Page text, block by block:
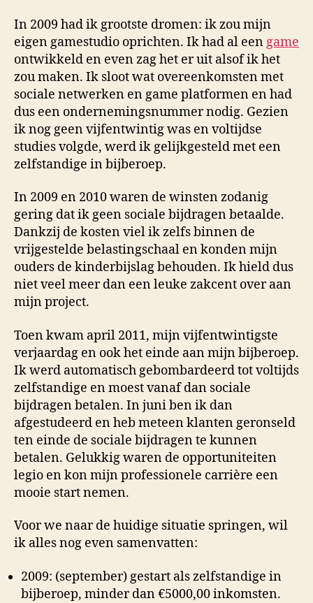
In 2009 had ik grootste dromen: ik zou mijn
eigen gamestudio oprichten. Ik had al een game
ontwikkeld en even zag het er uit alsof ik het
zou maken. Ik sloot wat overeenkomsten met
sociale netwerken en game platformen en had
dus een ondernemingsnummer nodig. Gezien
ik nog geen vijfentwintig was en voltijdse
studies volgde, werd ik gelijkgesteld met een
zelfstandige in bijberoep.
In 2009 en 2010 waren de winsten zodanig
gering dat ik geen sociale bijdragen betaalde.
Dankzij de kosten viel ik zelfs binnen de
vrijgestelde belastingschaal en konden mijn
ouders de kinderbijslag behouden. Ik hield dus
niet veel meer dan een leuke zakcent over aan
mijn project.
Toen kwam april 2011, mijn vijfentwintigste
verjaardag en ook het einde aan mijn bijberoep.
Ik werd automatisch gebombardeerd tot voltijds
zelfstandige en moest vanaf dan sociale
bijdragen betalen. In juni ben ik dan
afgestudeerd en heb meteen klanten geronseld
ten einde de sociale bijdragen te kunnen
betalen. Gelukkig waren de opportuniteiten
legio en kon mijn professionele carrière een
mooie start nemen.
Voor we naar de huidige situatie springen, wil
ik alles nog even samenvatten:
2009: (september) gestart als zelfstandige in
bijberoep, minder dan €5000,00 inkomsten.